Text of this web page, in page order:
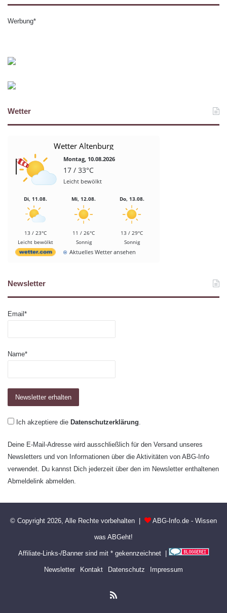
Werbung*
Wetter
Wetter Altenburg
Montag, 10.08.2026
17 / 33°C
Leicht bewölkt
Di, 11.08.
13 / 23°C
Leicht bewölkt
Mi, 12.08.
11 / 26°C
Sonnig
Do, 13.08.
13 / 29°C
Sonnig
Aktuelles Wetter ansehen
Newsletter
Email*
Name*
Ich akzeptiere die Datenschutzerklärung
Deine E-Mail-Adresse wird ausschließlich für den Versand unseres
Newsletters und von Informationen über die Aktivitäten von ABG-Info
verwendet. Du kannst Dich jederzeit über den im Newsletter enthaltenen
Abmeldelink abmelden.
© Copyright 2026, Alle Rechte vorbehalten | ABG-Info.de - Wissen
was ABGeht!
Affiliate-Links-/Banner sind mit * gekennzeichnet |
Newsletter Kontakt Datenschutz Impressum